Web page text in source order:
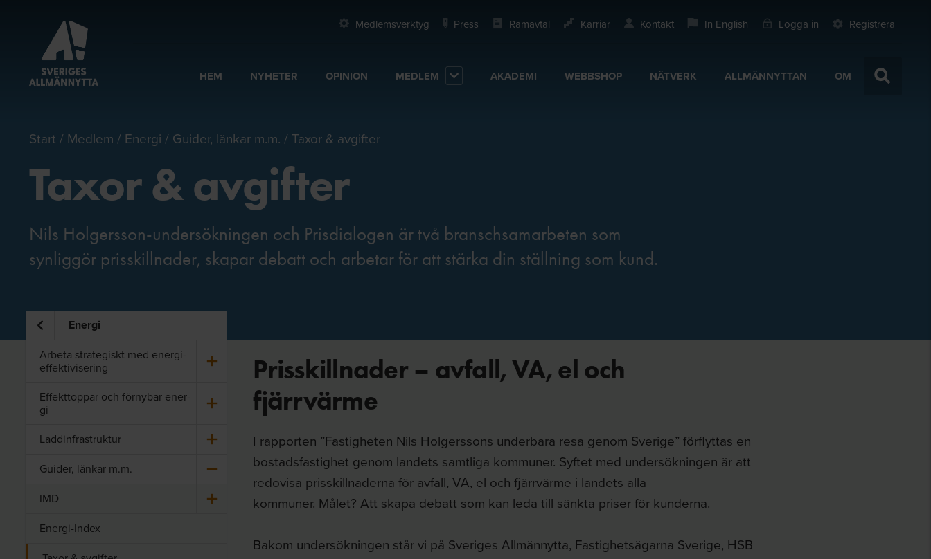
Medlemsverktyg Press Ramavtal Karriär Kontakt In English Logga in Registrera
HEM NYHETER OPINION MEDLEM AKADEMI WEBBSHOP NÄTVERK ALLMÄNNYTTAN OM
Start Medlem Energi Guider, länkar m.m. Taxor & avgifter
Taxor & avgifter
Nils Holgersson-undersökningen och Prisdialogen är två branschsamarbeten som
synliggör prisskillnader, skapar debatt och arbetar för att stärka din ställning som kund.
Energi
Ar­be­ta stra­te­giskt med ener­gi­
ef­fek­ti­vi­se­ring
Ef­fekt­top­par och för­ny­bar ener­
gi
Laddin­fra­struk­tur
Gui­der, län­kar m.m.
IMD
Energi-Index
Prisskillnader – avfall, VA, el och
fjärrvärme
I rapporten ”Fastigheten Nils Holgerssons underbara resa genom Sverige” förflyttas en
bostadsfastighet genom landets samtliga kommuner. Syftet med undersökningen är att
redovisa prisskillnaderna för avfall, VA, el och fjärrvärme i landets alla
kommuner. Målet? Att skapa debatt som kan leda till sänkta priser för kunderna.
Bakom undersökningen står vi på Sveriges Allmännytta, Fastighetsägarna Sverige, HSB